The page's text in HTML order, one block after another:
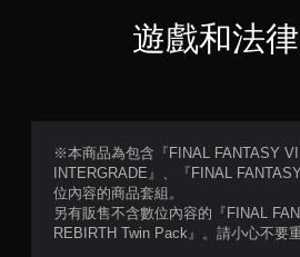
遊戲和法
※本商品為包含『FINAL FANTASY
INTERGRADE』、『FINAL
位內容的商品套組。
另有販售不含數位內容的『FINAL
REBIRTH Twin Pack』。請小心不要